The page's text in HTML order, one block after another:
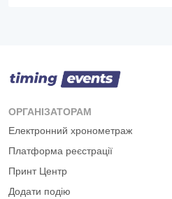
ОРГАНІЗАТОРАМ
Електронний хронометраж
Платформа реєстрації
Принт Центр
Додати подію